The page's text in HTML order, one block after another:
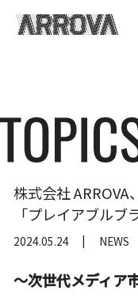
株式会社
「プレイアブルブ
2024.05.24 NEWS
～次世代メディア